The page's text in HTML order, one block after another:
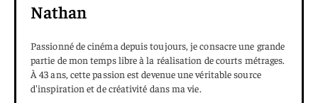
Nathan
Passionné de cinéma depuis toujours, je consacre une grande
partie de mon temps libre à la réalisation de courts métrages.
À 43 ans, cette passion est devenue une véritable source
d'inspiration et de créativité dans ma vie.